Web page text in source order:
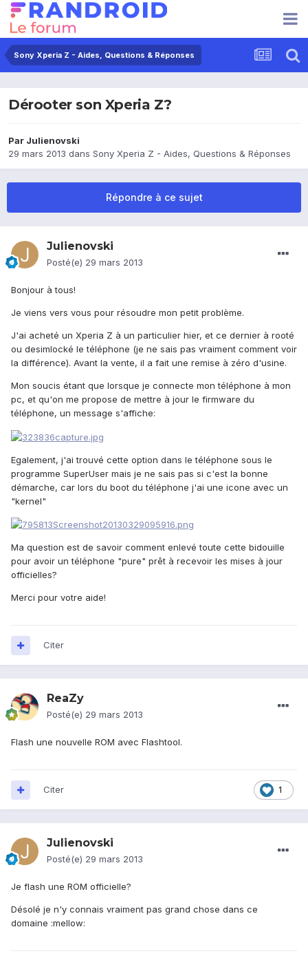
Sony Xperia Z - Aides, Questions & Réponses
Dérooter son Xperia Z?
Par Julienovski
29 mars 2013 dans Sony Xperia Z - Aides, Questions & Réponses
Répondre à ce sujet
Julienovski
Posté(e) 29 mars 2013
Bonjour à tous!
Je viens vers vous pour résoudre mon petit problème.
J'ai acheté un Xperia Z à un particulier hier, et ce dernier à rooté
ou desimlocké le téléphone (je ne sais pas vraiment comment voir
la différence). Avant la vente, il a fait une remise à zéro d'usine.
Mon soucis étant que lorsque je connecte mon téléphone à mon
pc, et qu'on me propose de mettre à jour le firmware du
téléphone, un message s'affiche:
Egalement, j'ai trouvé cette option dans le téléphone sous le
programme SuperUser mais je ne sais pas si c'est la bonne
démarche, car lors du boot du téléphone j'ai une icone avec un
"kernel"
Ma question est de savoir comment enlevé toute cette bidouille
pour avoir un téléphone "pure" prêt à recevoir les mises à jour
officielles?
Merci pour votre aide!
Citer
ReaZy
Posté(e) 29 mars 2013
Flash une nouvelle ROM avec Flashtool.
1
Citer
Julienovski
Posté(e) 29 mars 2013
Je flash une ROM officielle?
Désolé je n'y connais vraiment pas grand chose dans ce
domaine :mellow: